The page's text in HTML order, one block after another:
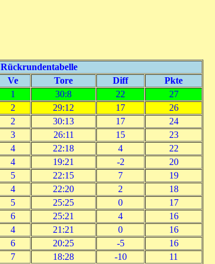
Rückrundentabelle
Ve Tore Diff
Pkte
1 30:8 22
27
2 29:12 17
26
2 30:13 17
24
3 26:11 15
23
4 22:18 4
22
4 19:21 -2
20
5 22:15 7
19
4 22:20 2
18
5 25:25 0
17
6 25:21 4
16
4 21:21 0
16
6 20:25 -5
16
7 18:28 -10
11